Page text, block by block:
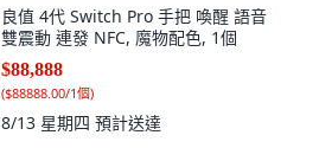
良值 4代 Switch Pro 手把 喚醒 語音
雙震動 連發 NFC, 魔物配色, 1個
$88,888
($88888.00/1個)
8/13 星期四 預計送達